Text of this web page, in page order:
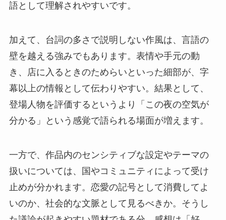
語として理解されやすいです。
加えて、台詞の多さで説明しない作風は、言語の
壁を越える強みでもあります。表情や手元の動
き、店に入るときのためらいといった細部が、字
幕以上の情報として伝わりやすい。結果として、
登場人物を評価するというより「この夜の空気が
分かる」という感覚で語られる場面が増えます。
一方で、作品内のセンシティブな設定やテーマの
扱いについては、国やコミュニティによって受け
止めが分かれます。恋愛の記号として消費してよ
いのか、社会的な文脈として見るべきか。そうし